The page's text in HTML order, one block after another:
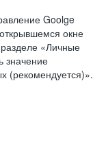
Goolge
окне
«Личные
значение
(рекомендуется)».